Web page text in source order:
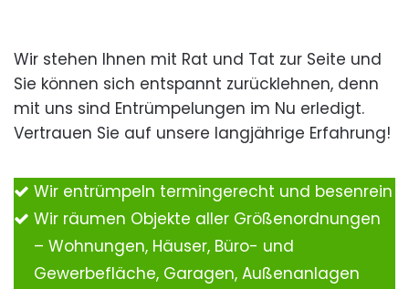
Wir stehen Ihnen mit Rat und Tat zur Seite und
Sie können sich entspannt zurücklehnen, denn
mit uns sind Entrümpelungen im Nu erledigt.
Vertrauen Sie auf unsere langjährige Erfahrung!
Wir entrümpeln termingerecht und besenrein
Wir räumen Objekte aller Größenordnungen
– Wohnungen, Häuser, Büro- und
Gewerbefläche, Garagen, Außenanlagen